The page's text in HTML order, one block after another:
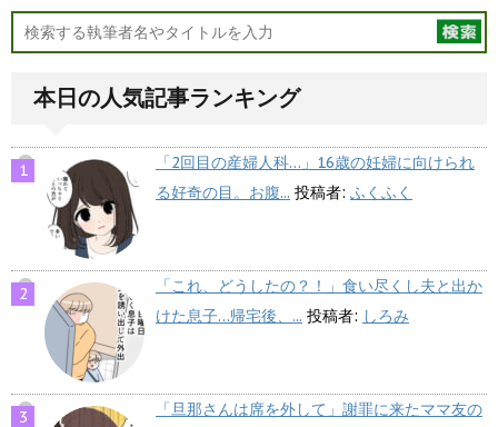
本日の人気記事ランキング
「2回目の産婦人科…」16歳の妊婦に向けられ
る好奇の目。お腹... 投稿者: ふくふく
「これ、どうしたの？！」食い尽くし夫と出か
けた息子…帰宅後、... 投稿者: しろみ
「旦那さんは席を外して」謝罪に来たママ友の